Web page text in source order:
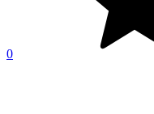
0